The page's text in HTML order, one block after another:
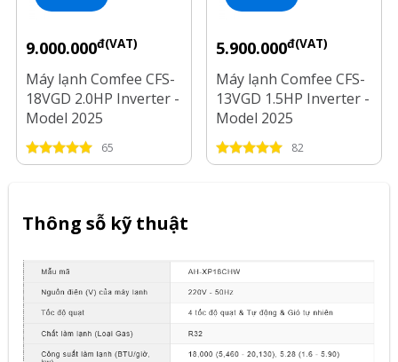
9.000.000đ(VAT)
Máy lạnh Comfee CFS-
18VGD 2.0HP Inverter -
Model 2025
65
5.900.000đ(VAT)
Máy lạnh Comfee CFS-
13VGD 1.5HP Inverter -
Model 2025
82
Thông sỗ kỹ thuật